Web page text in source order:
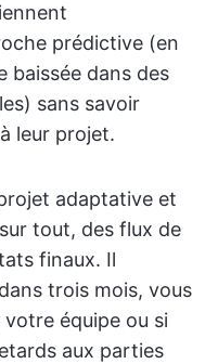
prédictive (en
baissée dans des
sans savoir
leur projet.
adaptative et
tout, des flux de
finaux. Il
trois mois, vous
équipe ou si
aux parties